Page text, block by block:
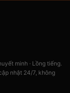
minh · Lồng tiếng.
nhật 24/7, không